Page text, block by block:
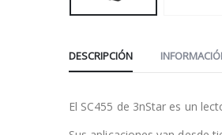
DESCRIPCIÓN
El SC455 de 3nStar es un